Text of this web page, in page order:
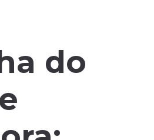
do